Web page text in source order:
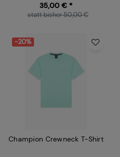
35,00 € *
statt bisher 50,00 €
-20%
Champion Crewneck T-Shirt